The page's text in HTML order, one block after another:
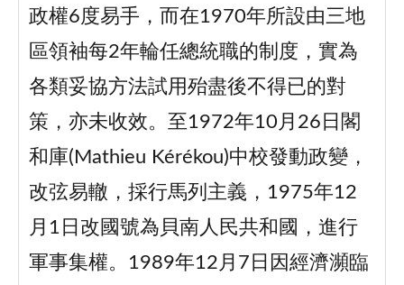
政權6度易手，而在1970年所設由三地
區領袖每2年輪任總統職的制度，實為
各類妥協方法試用殆盡後不得已的對
策，亦未收效。至1972年10月26日閣
和庫(Mathieu Kérékou)中校發動政變，
改弦易轍，採行馬列主義，1975年12
月1日改國號為貝南人民共和國，進行
軍事集權。1989年12月7日因經濟瀕臨